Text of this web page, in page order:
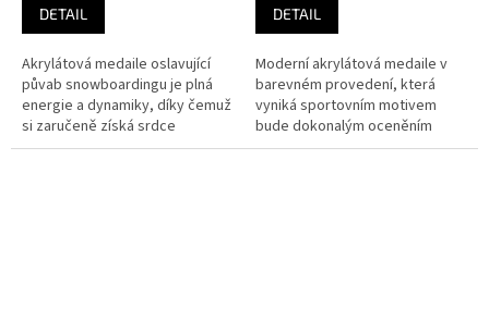
DETAIL
Akrylátová medaile oslavující
půvab snowboardingu je plná
energie a dynamiky, díky čemuž
si zaručeně získá srdce
každého závodníka.
DETAIL
Moderní akrylátová medaile v
barevném provedení, která
vyniká sportovním motivem
bude dokonalým oceněním
pro závodníky a vítěze